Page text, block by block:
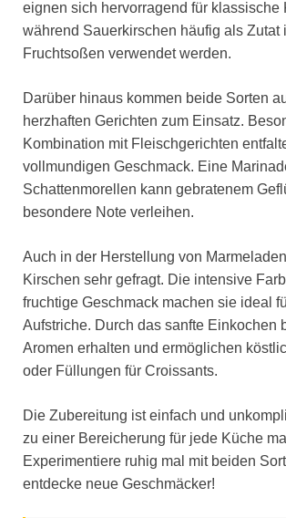
eignen sich hervorragend für klassische
während Sauerkirschen häufig als Zutat
Fruchtsoßen verwendet werden.
Darüber hinaus kommen beide Sorten
herzhaften Gerichten zum Einsatz.
Kombination mit Fleischgerichten
vollmundigen Geschmack. Eine
Schattenmorellen kann gebratenem
besondere Note verleihen.
Auch in der Herstellung von
Kirschen sehr gefragt. Die intensive
fruchtige Geschmack machen sie ideal
Aufstriche. Durch das sanfte Einkochen
Aromen erhalten und ermöglichen
oder Füllungen für Croissants.
Die Zubereitung ist einfach und
zu einer Bereicherung für jede Küche
Experimentiere ruhig mal mit beiden
entdecke neue Geschmäcker!